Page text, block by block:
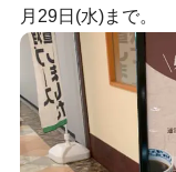
月29日(水)まで。